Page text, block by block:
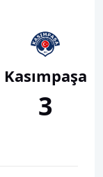
Kasımpaşa
3